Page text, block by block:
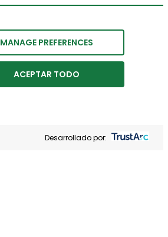
MANAGE PREFERENCES
ACEPTAR TODO
Desarrollado por: